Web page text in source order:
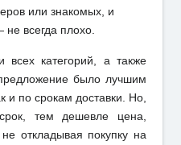
или знакомых, и
всегда плохо.
всех категорий, а также
было лучшим
и по срокам доставки. Но,
тем дешевле цена,
откладывая покупку на